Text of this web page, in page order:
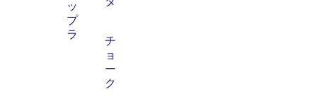
ッ
プ
ラ
チ
ョ
ー
ク